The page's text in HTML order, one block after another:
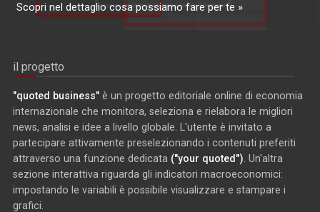
Scopri nel dettaglio cosa possiamo fare per te »
il progetto
"quoted business" è un progetto editoriale online di economia
internazionale che monitora, seleziona e rielabora le migliori
news, analisi e idee a livello globale. L'utente è invitato a
partecipare attivamente preselezionando i contenuti preferiti
attraverso una funzione dedicata ("your quoted") . Un'altra
sezione interattiva riguarda gli indicatori macroeconomici:
impostando le variabili è possibile visualizzare e stampare i
grafici.